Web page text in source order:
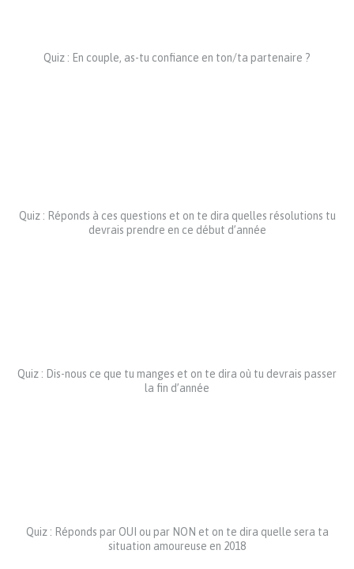
Quiz : En couple, as-tu confiance en ton/ta partenaire ?
Quiz : Réponds à ces questions et on te dira quelles résolutions tu
devrais prendre en ce début d’année
Quiz : Dis-nous ce que tu manges et on te dira où tu devrais passer
la fin d’année
Quiz : Réponds par OUI ou par NON et on te dira quelle sera ta
situation amoureuse en 2018